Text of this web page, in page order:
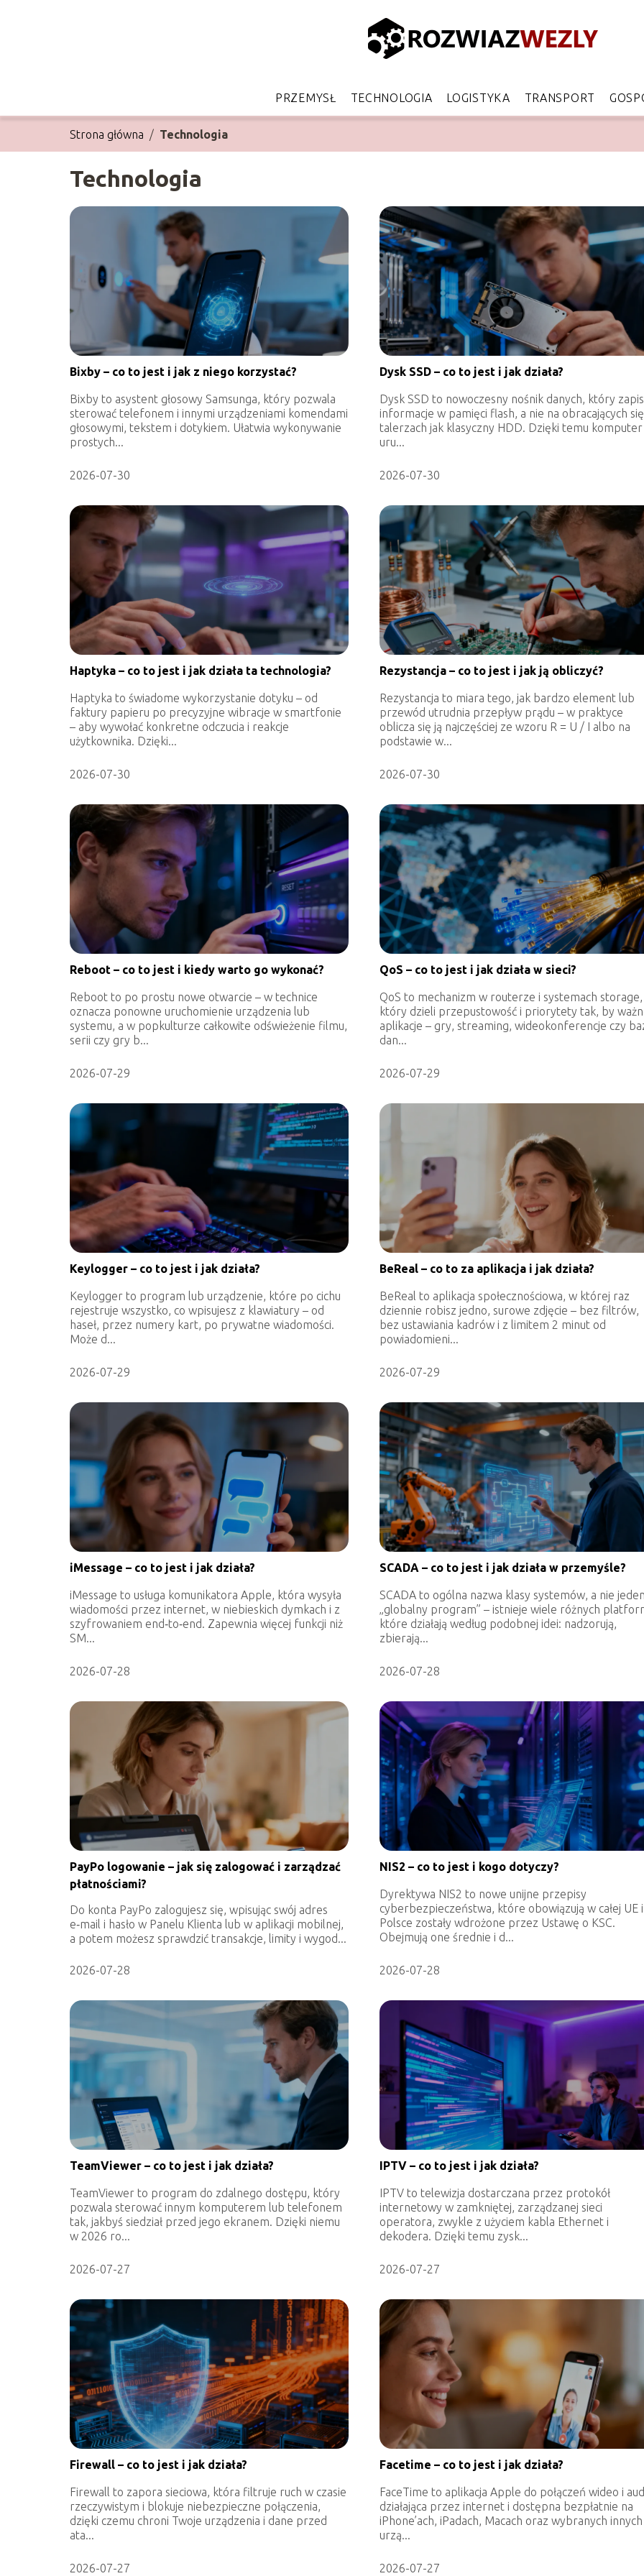
PRZEMYSŁ TECHNOLOGIA LOGISTYKA TRANSPORT
Strona główna / Technologia
Technologia
Bixby – co to jest i jak z niego korzystać?
Bixby to asystent głosowy Samsunga, który pozwala
sterować telefonem i innymi urządzeniami komendami
głosowymi, tekstem i dotykiem. Ułatwia wykonywanie
prostych...
2026-07-30
Dysk SSD – co to jest i jak działa?
Dysk SSD to nowoczesny nośnik danych, który
informacje w pamięci flash, a nie na obracających się
talerzach jak klasyczny HDD. Dzięki temu komputer
uru...
2026-07-30
Haptyka – co to jest i jak działa ta technologia?
Haptyka to świadome wykorzystanie dotyku – od
faktury papieru po precyzyjne wibracje w smartfonie
– aby wywołać konkretne odczucia i reakcje
użytkownika. Dzięki...
2026-07-30
Rezystancja – co to jest i jak ją obliczyć?
Rezystancja to miara tego, jak bardzo element lub
przewód utrudnia przepływ prądu – w praktyce
oblicza się ją najczęściej ze wzoru R = U / I albo na
podstawie w...
2026-07-30
Reboot – co to jest i kiedy warto go wykonać?
Reboot to po prostu nowe otwarcie – w technice
oznacza ponowne uruchomienie urządzenia lub
systemu, a w popkulturze całkowite odświeżenie filmu,
serii czy gry b...
2026-07-29
QoS – co to jest i jak działa w sieci?
QoS to mechanizm w routerze i systemach storage,
który dzieli przepustowość i priorytety tak, by
aplikacje – gry, streaming, wideokonferencje czy
dan...
2026-07-29
Keylogger – co to jest i jak działa?
Keylogger to program lub urządzenie, które po cichu
rejestruje wszystko, co wpisujesz z klawiatury – od
haseł, przez numery kart, po prywatne wiadomości.
Może d...
2026-07-29
BeReal – co to za aplikacja i jak działa?
BeReal to aplikacja społecznościowa, w której raz
dziennie robisz jedno, surowe zdjęcie – bez filtrów,
bez ustawiania kadrów i z limitem 2 minut od
powiadomieni...
2026-07-29
iMessage – co to jest i jak działa?
iMessage to usługa komunikatora Apple, która wysyła
wiadomości przez internet, w niebieskich dymkach i z
szyfrowaniem end‑to‑end. Zapewnia więcej funkcji niż
SM...
2026-07-28
SCADA – co to jest i jak działa w przemyśle?
SCADA to ogólna nazwa klasy systemów, a nie
„globalny program” – istnieje wiele różnych
które działają według podobnej idei: nadzorują,
zbierają...
2026-07-28
PayPo logowanie – jak się zalogować i zarządzać
płatnościami?
Do konta PayPo zalogujesz się, wpisując swój adres
e‑mail i hasło w Panelu Klienta lub w aplikacji mobilnej,
a potem możesz sprawdzić transakcje, limity i wygod...
2026-07-28
NIS2 – co to jest i kogo dotyczy?
Dyrektywa NIS2 to nowe unijne przepisy
cyberbezpieczeństwa, które obowiązują w całej UE
Polsce zostały wdrożone przez Ustawę o KSC.
Obejmują one średnie i d...
2026-07-28
TeamViewer – co to jest i jak działa?
TeamViewer to program do zdalnego dostępu, który
pozwala sterować innym komputerem lub telefonem
tak, jakbyś siedział przed jego ekranem. Dzięki niemu
w 2026 ro...
2026-07-27
IPTV – co to jest i jak działa?
IPTV to telewizja dostarczana przez protokół
internetowy w zamkniętej, zarządzanej sieci
operatora, zwykle z użyciem kabla Ethernet i
dekodera. Dzięki temu zysk...
2026-07-27
Firewall – co to jest i jak działa?
Firewall to zapora sieciowa, która filtruje ruch w czasie
rzeczywistym i blokuje niebezpieczne połączenia,
dzięki czemu chroni Twoje urządzenia i dane przed
ata...
2026-07-27
Facetime – co to jest i jak działa?
FaceTime to aplikacja Apple do połączeń wideo i
działająca przez internet i dostępna bezpłatnie na
iPhone’ach, iPadach, Macach oraz wybranych innych
urzą...
2026-07-27